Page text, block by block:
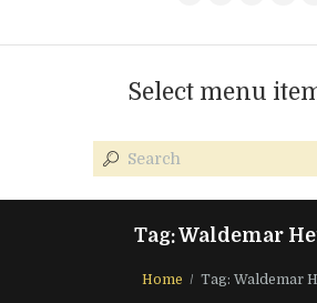
Select menu
Tag: Waldemar
Home Tag: Waldemar